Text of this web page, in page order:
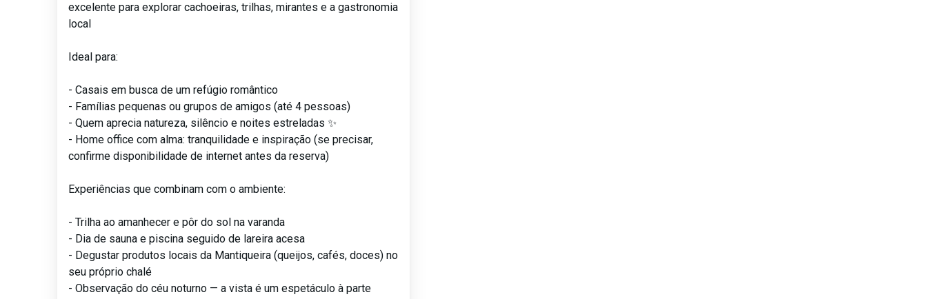
excelente para explorar cachoeiras, trilhas, mirantes e a gastronomia
local
Ideal para:
- Casais em busca de um refúgio romântico
- Famílias pequenas ou grupos de amigos (até 4 pessoas)
- Quem aprecia natureza, silêncio e noites estreladas ✨
- Home office com alma: tranquilidade e inspiração (se precisar,
confirme disponibilidade de internet antes da reserva)
Experiências que combinam com o ambiente:
- Trilha ao amanhecer e pôr do sol na varanda
- Dia de sauna e piscina seguido de lareira acesa
- Degustar produtos locais da Mantiqueira (queijos, cafés, doces) no
seu próprio chalé
- Observação do céu noturno — a vista é um espetáculo à parte